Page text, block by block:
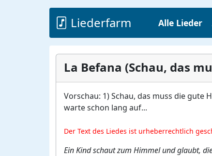
Liederfarm Alle Lieder
La Befana (Schau, das
Vorschau: 1) Schau, das muss die gute
warte schon lang auf...
Der Text des Liedes ist urheberrechtlich
Ein Kind schaut zum Himmel und glaubt,